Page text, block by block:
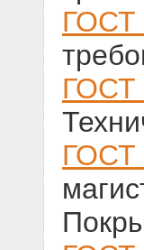
ГОСТ
ГОСТ
ГОСТ